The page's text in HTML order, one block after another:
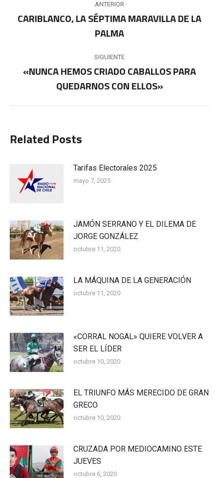
entre
publicaciones
ANTERIOR
anterior:
CARIBLANCO, LA SÉPTIMA MARAVILLA DE LA
PALMA
SIGUIENTE
siguiente:
«NUNCA HEMOS CRIADO CABALLOS PARA
QUEDARNOS CON ELLOS»
Related Posts
Tarifas Electorales 2025
mayo 7, 2025
JAMÓN SERRANO Y EL DILEMA DE
JORGE GONZÁLEZ
octubre 11, 2020
LA MÁQUINA DE LA GENERACIÓN
octubre 11, 2020
«CORRAL NOGAL» QUIERE VOLVER A
SER EL LÍDER
octubre 10, 2020
EL TRIUNFO MÁS MERECIDO DE GRAN
GRECO
octubre 10, 2020
CRUZADA POR MEDIOCAMINO ESTE
JUEVES
octubre 6, 2020